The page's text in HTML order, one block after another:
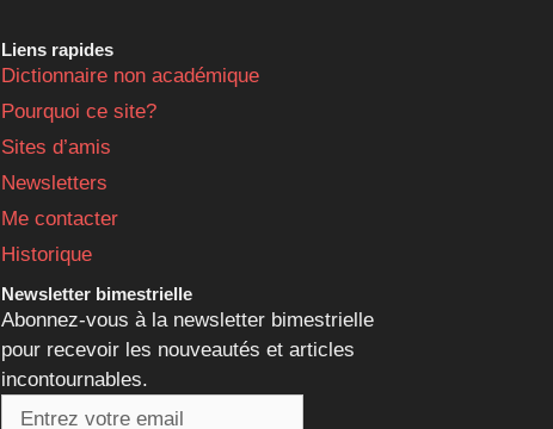
Liens rapides
Dictionnaire non académique
Pourquoi ce site?
Sites d’amis
Newsletters
Me contacter
Historique
Newsletter bimestrielle
Abonnez-vous à la newsletter bimestrielle
pour recevoir les nouveautés et articles
incontournables.